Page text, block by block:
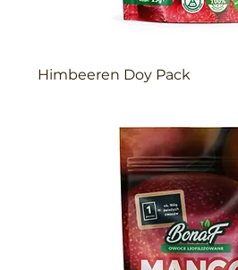
Himbeeren Doy Pack